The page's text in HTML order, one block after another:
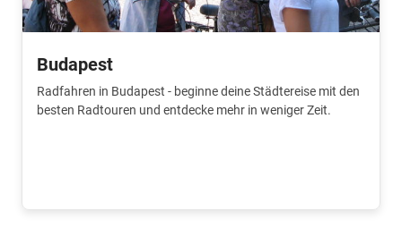
Budapest
Radfahren in Budapest - beginne deine Städtereise mit den
besten Radtouren und entdecke mehr in weniger Zeit.